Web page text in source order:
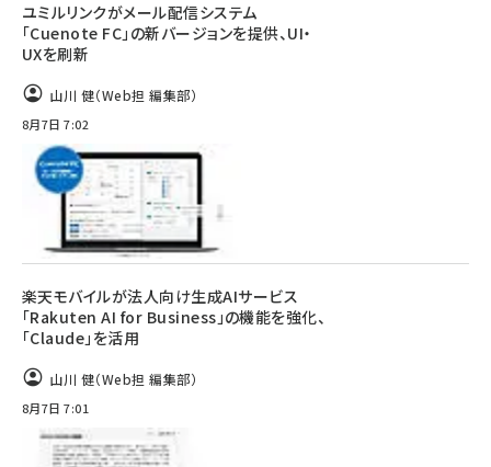
ユミルリンクがメール配信システム
「Cuenote FC」の新バージョンを提供、UI・
UXを刷新
山川 健（Web担 編集部）
8月7日 7:02
楽天モバイルが法人向け生成AIサービス
「Rakuten AI for Business」の機能を強化、
「Claude」を活用
山川 健（Web担 編集部）
8月7日 7:01